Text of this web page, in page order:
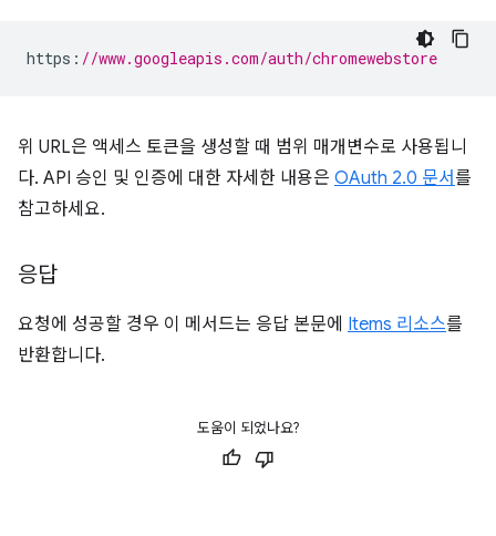
https : //www.googleapis.com/auth/chromewebstore
위 URL은 액세스 토큰을 생성할 때 범위 매개변수로 사용됩니
다. API 승인 및 인증에 대한 자세한 내용은 OAuth 2.0 문서를
참고하세요.
응답
요청에 성공할 경우 이 메서드는 응답 본문에 Items 리소스를
반환합니다.
도움이 되었나요?